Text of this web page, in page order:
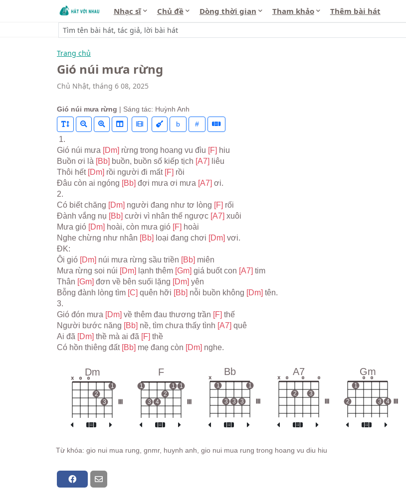
Nhạc sĩ Chủ đề Dòng thời gian Tham khảo Thêm bài hát
Trang chủ
Gió núi mưa rừng
Chủ Nhật, tháng 6 08, 2025
Gió núi mưa rừng | Sáng tác: Huỳnh Anh
b
#
1.
Gió núi mưa [Dm] rừng trong hoang vu đìu [F] hiu
Buồn ơi là [Bb] buồn, buồn số kiếp tịch [A7]
liêu
Thôi hết [Dm] rồi người đi mất [F] rồi
Ðâu còn ai ngóng [Bb] đợi mưa ơi mưa [A7] ơi.
2.
Có biết chăng [Dm] người đang như tơ lòng [F] rối
Ðành vắng nụ [Bb] cười vì nhân thế ngược [A7] xuôi
Mưa gió [Dm] hoài, còn mưa gió [F] hoài
Nghe chừng như nhân [Bb] loại đang chơi [Dm] vơi.
ĐK:
Ôi gió [Dm] núi mưa rừng sầu triền [Bb] miên
Mưa rừng soi núi [Dm] lạnh thêm [Gm] giá buốt con [A7] tim
Thân [Gm] đơn về bên suối lặng [Dm] yên
Bỗng đành lòng tìm [C] quên hỡi [Bb] nỗi buồn không [Dm] tên.
3.
Gió đón mưa [Dm] về thêm đau thương trần [F] thế
Người bước năng [Bb] nề, tìm chưa thấy tình [A7] quê
Ai đã [Dm] thề mà ai đã [F] thề
Có hồn thiêng đất [Bb] mẹ đang còn [Dm] nghe.
Dm
x o o
2
3
1
F
1
3 4
2
1 1
Bb
x
1
3 3 3
1
A7
x o
2
o
3
o
Gm
2
1
o o
3 4
Từ khóa: gio nui mua rung, gnmr, huynh anh, gio nui mua rung trong hoang vu diu hiu